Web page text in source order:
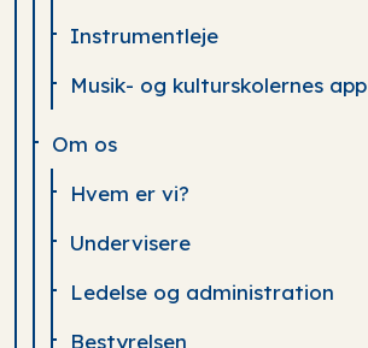
Instrumentleje
Musik- og kulturskolernes app
Om os
Hvem er vi?
Undervisere
Ledelse og administration
Bestyrelsen